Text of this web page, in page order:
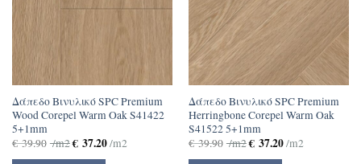
Δάπεδο Βινυλικό SPC Premium
Wood Corepel Warm Oak S41422
5+1mm
€39.90 /m2€37.20/m2
Δάπεδο Βινυλικό SPC Premium
Herringbone Corepel Warm Oak
S41522 5+1mm
€39.90 /m2€37.20/m2